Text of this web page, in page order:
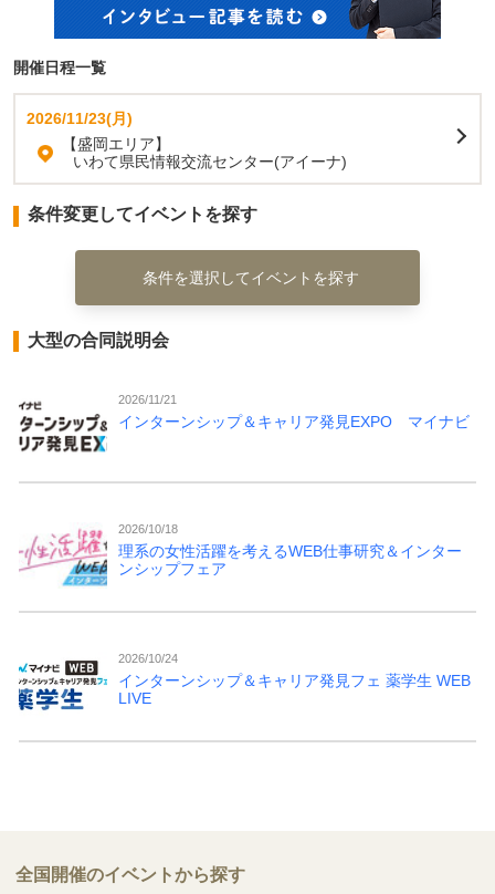
開催日程一覧
2026/11/23(月)
【盛岡エリア】
いわて県民情報交流センター(アイーナ)
条件変更してイベントを探す
条件を選択してイベントを探す
大型の合同説明会
2026/11/21
インターンシップ＆キャリア発見EXPO マイナビ
2026/10/18
理系の女性活躍を考えるWEB仕事研究＆インター
ンシップフェア
2026/10/24
インターンシップ＆キャリア発見フェ 薬学生 WEB
LIVE
全国開催のイベントから探す